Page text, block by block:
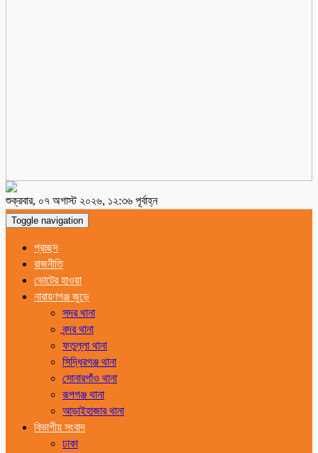
শুক্রবার, ০৭ অগাস্ট ২০২৬, ১২:৩৬ পূর্বাহ্ন
Toggle navigation
প্রচ্ছদ
রাজনীতি
ভোটের হাওয়া
নারায়ণগঞ্জ জুড়ে
সদর থানা
বন্দর থানা
ফতুল্লা থানা
সিদ্ধিরগঞ্জ থানা
সোনারগাঁও থানা
রূপগঞ্জ থানা
আড়াইহাজার থানা
বিভাগীয় সংবাদ
ঢাকা